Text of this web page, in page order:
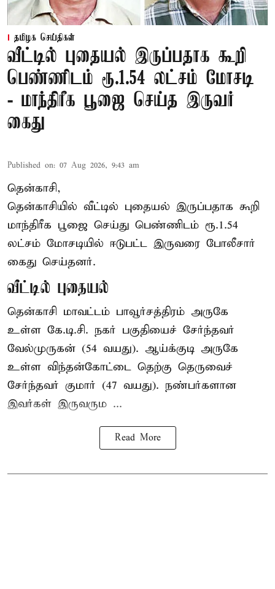
தமிழக செய்திகள்
வீட்டில் புதையல் இருப்பதாக கூறி
பெண்ணிடம் ரூ.1.54 லட்சம் மோசடி
- மாந்திரீக பூஜை செய்த இருவர்
கைது
Published on: 07 Aug 2026, 9:43 am
தென்காசி,
தென்காசியில் வீட்டில் புதையல் இருப்பதாக கூறி
மாந்திரீக பூஜை செய்து பெண்ணிடம் ரூ.1.54
லட்சம் மோசடியில் ஈடுபட்ட இருவரை போலீசார்
கைது செய்தனர்.
வீட்டில் புதையல்
தென்காசி மாவட்டம் பாவூர்சத்திரம் அருகே
உள்ள கே.டி.சி. நகர் பகுதியைச் சேர்ந்தவர்
வேல்முருகன் (54 வயது). ஆய்க்குடி அருகே
உள்ள விந்தன்கோட்டை தெற்கு தெருவைச்
சேர்ந்தவர் குமார் (47 வயது). நண்பர்களான
இவர்கள் இருவரும ...
Read More